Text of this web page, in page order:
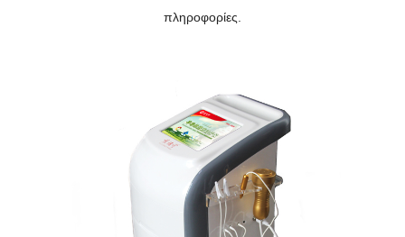
πληροφορίες.